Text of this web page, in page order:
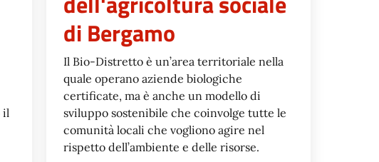
il
di Bergamo
Il Bio-Distretto è un’area territoriale nella
quale operano aziende biologiche
certificate, ma è anche un modello di
sviluppo sostenibile che coinvolge tutte le
comunità locali che vogliono agire nel
rispetto dell’ambiente e delle risorse.